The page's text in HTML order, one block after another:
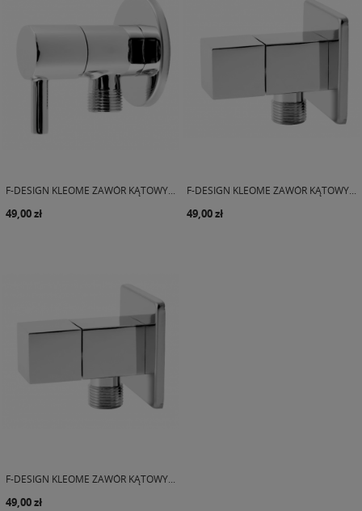
F-DESIGN KLEOME ZAWÓR KĄTOWY...
49,00 zł
F-DESIGN KLEOME ZAWÓR KĄTOWY...
49,00 zł
F-DESIGN KLEOME ZAWÓR KĄTOWY...
49,00 zł